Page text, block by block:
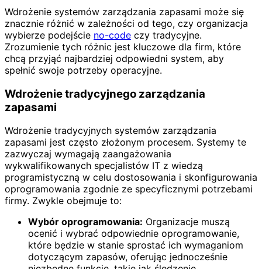
Wdrożenie systemów zarządzania zapasami może się
znacznie różnić w zależności od tego, czy organizacja
wybierze podejście no-code czy tradycyjne.
Zrozumienie tych różnic jest kluczowe dla firm, które
chcą przyjąć najbardziej odpowiedni system, aby
spełnić swoje potrzeby operacyjne.
Wdrożenie tradycyjnego zarządzania
zapasami
Wdrożenie tradycyjnych systemów zarządzania
zapasami jest często złożonym procesem. Systemy te
zazwyczaj wymagają zaangażowania
wykwalifikowanych specjalistów IT z wiedzą
programistyczną w celu dostosowania i skonfigurowania
oprogramowania zgodnie ze specyficznymi potrzebami
firmy. Zwykle obejmuje to:
Wybór oprogramowania: Organizacje muszą
ocenić i wybrać odpowiednie oprogramowanie,
które będzie w stanie sprostać ich wymaganiom
dotyczącym zapasów, oferując jednocześnie